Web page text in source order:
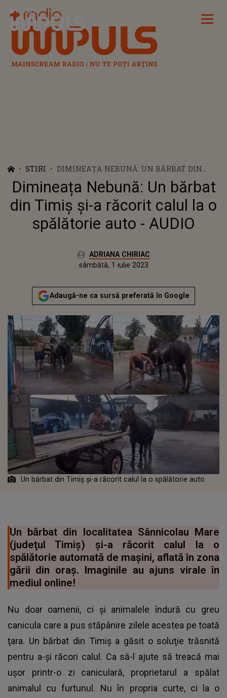
Radio Impuls
STIRI
DIMINEAȚA NEBUNĂ: UN BĂRBAT DIN
TIMIȘ ȘI-A RĂCORIT CALUL LA O
SPĂLĂTORIE AUTO - AUDIO
Dimineața Nebună: Un bărbat
din Timiș și-a răcorit calul la o
spălătorie auto - AUDIO
Autor:ADRIANA CHIRIAC
Actualizat:
sâmbătă, 1 iulie 2023
Adaugă-ne ca sursă preferată în Google
Un bărbat din Timiș și-a răcorit calul la o spălătorie auto
Un bărbat din localitatea Sânnicolau Mare
(judeţul Timiş) şi-a răcorit calul la o
spălătorie automată de mașini, aflată în zona
gării din oraș. Imaginile au ajuns virale în
mediul online!
Nu doar oamenii, ci şi animalele îndură cu greu
canicula care a pus stăpânire zilele acestea pe toată
ţara. Un bărbat din Timiș a găsit o soluţie trăsnită
pentru a-şi răcori calul. Ca să-l ajute să treacă mai
ușor printr-o zi caniculară, proprietarul a spălat
animalul cu furtunul. Nu în propria curte, ci la o